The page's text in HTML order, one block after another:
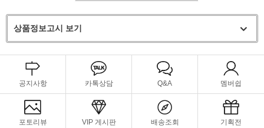
상품정보고시 보기
공지사항 카톡상담 Q&A 멤버쉽
포토리뷰 VIP 게시판 배송조회 기획전